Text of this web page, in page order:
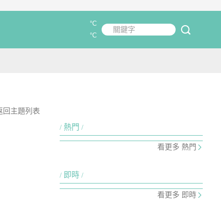
關鍵字
°C
°C
回主題列表
熱門
看更多 熱門
即時
看更多 即時